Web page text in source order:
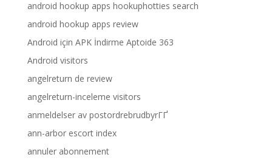
android hookup apps hookuphotties search
android hookup apps review
Android için APK İndirme Aptoide 363
Android visitors
angelreturn de review
angelreturn-inceleme visitors
anmeldelser av postordrebrudbyrГҐ
ann-arbor escort index
annuler abonnement